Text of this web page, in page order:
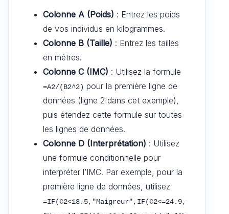
Colonne A (Poids) : Entrez les poids
de vos individus en kilogrammes.
Colonne B (Taille) : Entrez les tailles
en mètres.
Colonne C (IMC) : Utilisez la formule
=A2/(B2^2) pour la première ligne de
données (ligne 2 dans cet exemple),
puis étendez cette formule sur toutes
les lignes de données.
Colonne D (Interprétation) : Utilisez
une formule conditionnelle pour
interpréter l’IMC. Par exemple, pour la
première ligne de données, utilisez
=IF(C2<18.5,"Maigreur",IF(C2<=24.9,